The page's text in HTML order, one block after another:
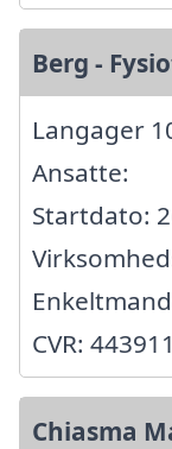
Berg -
Langager
Ansatte:
Startdato:
CVR:
Chiasma